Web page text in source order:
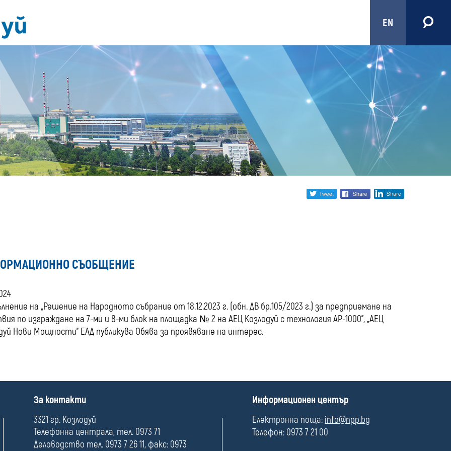
EN
Share
twitter facebook
СЪОБЩЕНИЕ
на „Решение на Народното събрание от 18.12.2023 г. (обн. ДВ бр.105/2023 г.) за предприемане на
по изграждане на 7-ми и 8-ми блок на площадка № 2 на АЕЦ Козлодуй с технология АР-1000", „АЕЦ
Нови Мощности" ЕАД публикува Обява за проявяване на интерес.
П
л
е
За контакти
3321 гр. Козлодуй
Телефонна централа, тел. 0973 71
Деловодство тел. 0973 7 26 11, факс: 0973
П
л
е
Информационен център
Електронна поща: info@npp.bg
Телефон: 0973 7 21 00